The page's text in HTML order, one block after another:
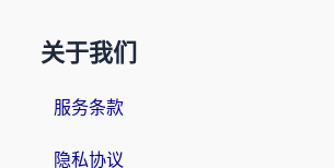
关于我们
服务条款
隐私协议